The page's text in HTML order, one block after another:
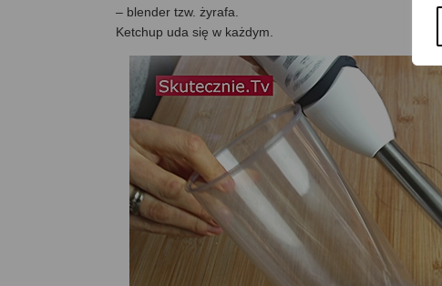
– blender tzw. żyrafa.
Ketchup uda się w każdym.